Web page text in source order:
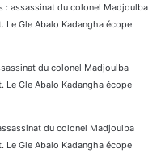
: assassinat du colonel Madjoulba
Le Gle Abalo Kadangha écope
du colonel Madjoulba
Le Gle Abalo Kadangha écope
du colonel Madjoulba
Le Gle Abalo Kadangha écope